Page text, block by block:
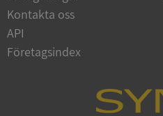
Kontakta oss
API
Företagsindex